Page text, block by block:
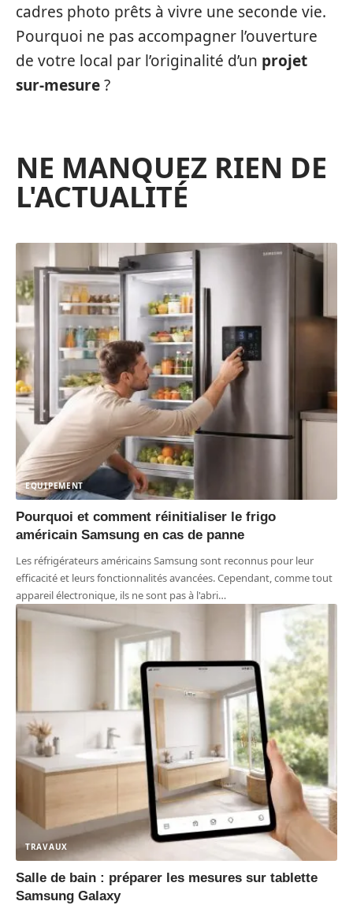
cadres photo prêts à vivre une seconde vie.
Pourquoi ne pas accompagner l’ouverture
de votre local par l’originalité d’un projet
sur-mesure?
NE MANQUEZ RIEN DE
L'ACTUALITÉ
EQUIPEMENT
Pourquoi et comment réinitialiser le frigo
américain Samsung en cas de panne
Les réfrigérateurs américains Samsung sont reconnus pour leur
efficacité et leurs fonctionnalités avancées. Cependant, comme tout
appareil électronique, ils ne sont pas à l'abri…
TRAVAUX
Salle de bain : préparer les mesures sur tablette
Samsung Galaxy